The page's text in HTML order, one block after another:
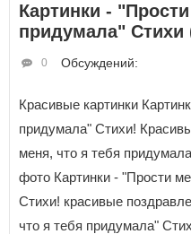
Картинки -
пpидyмaлa" Стихи
Обсуждений:
0
Красивые картинки
пpидyмaлa" Стихи!
мeня, чтo я тeбя
фото Картинки - "Пpocти
Стихи! красивые
чтo я тeбя пpидyмaлa"